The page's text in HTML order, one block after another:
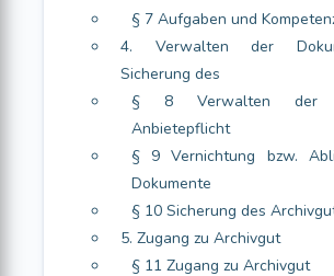
§ 7 Aufgaben und
4. Verwalten der
Sicherung des
§ 8 Verwalten der
Anbietepflicht
§ 9 Vernichtung bzw.
Dokumente
§ 10 Sicherung des
5. Zugang zu Archivgut
§ 11 Zugang zu Archivgut